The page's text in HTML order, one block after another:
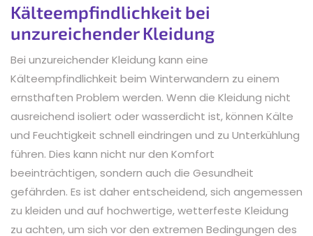
Kälteempfindlichkeit bei
unzureichender Kleidung
Bei unzureichender Kleidung kann eine
Kälteempfindlichkeit beim Winterwandern zu einem
ernsthaften Problem werden. Wenn die Kleidung nicht
ausreichend isoliert oder wasserdicht ist, können Kälte
und Feuchtigkeit schnell eindringen und zu Unterkühlung
führen. Dies kann nicht nur den Komfort
beeinträchtigen, sondern auch die Gesundheit
gefährden. Es ist daher entscheidend, sich angemessen
zu kleiden und auf hochwertige, wetterfeste Kleidung
zu achten, um sich vor den extremen Bedingungen des